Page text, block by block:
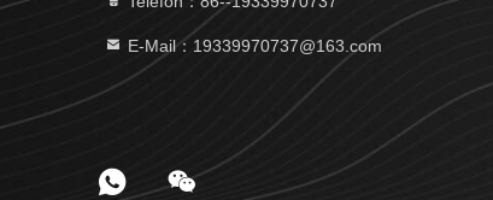
E-Mail：19339970737@163.com